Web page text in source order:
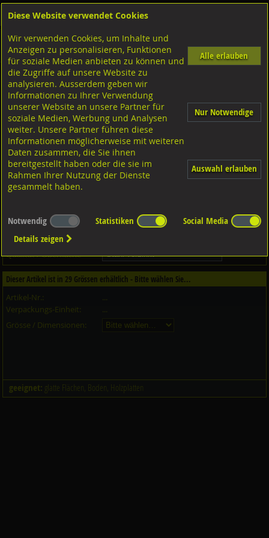
Shop Schrauben Diverse Schrauben
M-Gewinde
Diverse Ausführungen M-Gewinde
RippenschraubenStahl verzinkt, DIN25195
Dieser Artikel ist in 1Qualitäten erhältlich - Bitte wählen Sie...
Qualität / Oberfläche
Dieser Artikel ist in 29 Grössen erhältlich - Bitte wählen Sie...
Artikel-Nr.:
...
Verpackungs-Einheit:
...
Grösse / Dimensionen:
geeignet: glatte Flächen, Boden, Holzplatten
Diese Website verwendet Cookies
Wir verwenden Cookies, um Inhalte und
Anzeigen zu personalisieren, Funktionen
für soziale Medien anbieten zu können und
die Zugriffe auf unsere Website zu
analysieren. Ausserdem geben wir
Informationen zu Ihrer Verwendung
unserer Website an unsere Partner für
soziale Medien, Werbung und Analysen
weiter. Unsere Partner führen diese
Informationen möglicherweise mit weiteren
Daten zusammen, die Sie ihnen
bereitgestellt haben oder die sie im
Rahmen Ihrer Nutzung der Dienste
gesammelt haben.
Alle erlauben
Nur Notwendige
Auswahl erlauben
Notwendig Statistiken
Social Media
Details zeigen